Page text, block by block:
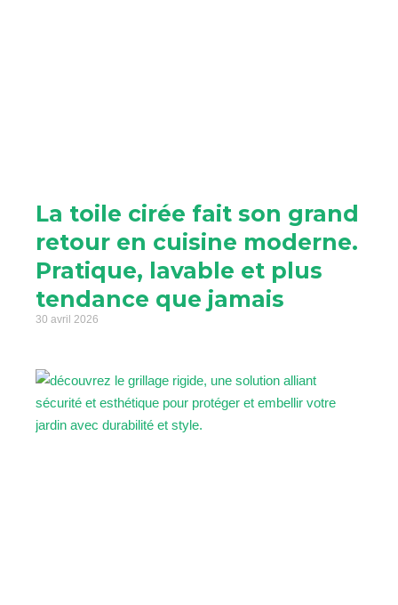
La toile cirée fait son grand
retour en cuisine moderne.
Pratique, lavable et plus
tendance que jamais
30 avril 2026